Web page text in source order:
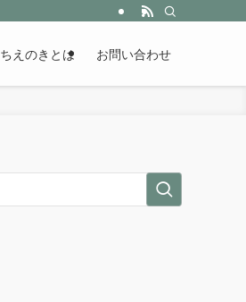
ちえのきとは お問い合わせ